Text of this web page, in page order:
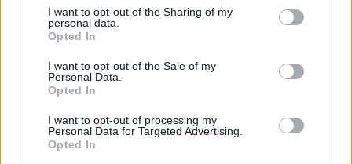
not limited to your visit or usage behaviour. You may click to
grant or deny consent to Google and its third-party tags to
use your data for below specified purposes in below Google
consent section.
I want to opt-out of the Sharing of my
personal data.
Opted In
I want to opt-out of the Sale of my
Personal Data.
Opted In
I want to opt-out of processing my
Personal Data for Targeted Advertising.
Opted In
Új gyalogosátkelők és jelzőlámpás
csomópont épül Angyalföldön
iskoláját